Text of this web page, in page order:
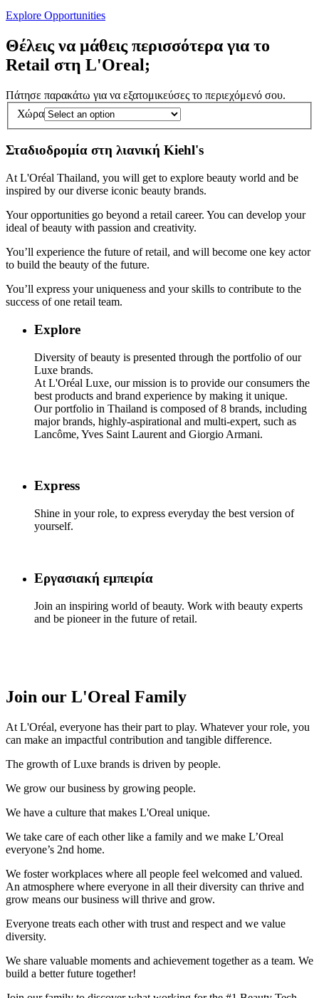
Explore Opportunities
Θέλεις να μάθεις περισσότερα για το
Retail στη L'Oreal;
Πάτησε παρακάτω για να εξατομικεύσες το περιεχόμενό σου.
Χώρα
Σταδιοδρομία στη λιανική Kiehl's
At L'Oréal Thailand, you will get to explore beauty world and be
inspired by our diverse iconic beauty brands.
Your opportunities go beyond a retail career. You can develop your
ideal of beauty with passion and creativity.
You’ll experience the future of retail, and will become one key actor
to build the beauty of the future.
You’ll express your uniqueness and your skills to contribute to the
success of one retail team.
Explore
Diversity of beauty is presented through the portfolio of our
Luxe brands. ​
At L'Oréal Luxe, our mission is to provide our consumers the
best products and brand experience by making it unique.
Our portfolio in Thailand is composed of 8 brands, including
major brands, highly-aspirational and multi-expert, such as
Lancôme, Yves Saint Laurent and Giorgio Armani.
Express
Shine in your role, to express everyday the best version of
yourself.​
Εργασιακή εμπειρία
Join an inspiring world of beauty. Work with beauty experts
and be pioneer in the future of retail.
Join our L'Oreal Family
At L'Oréal, everyone has their part to play. Whatever your role, you
can make an impactful contribution and tangible difference.
The growth of Luxe brands is driven by people.
We grow our business by growing people.
We have a culture that makes L'Oreal unique.
We take care of each other like a family and we make L’Oreal
everyone’s 2nd home.
We foster workplaces where all people feel welcomed and valued.
An atmosphere where everyone in all their diversity can thrive and
grow means our business will thrive and grow.
Everyone treats each other with trust and respect and we value
diversity.
We share valuable moments and achievement together as a team. We
build a better future together!